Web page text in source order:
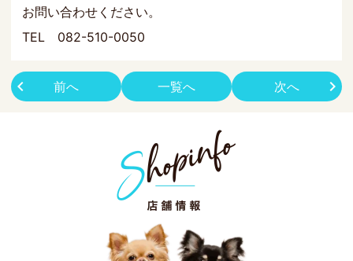
お問い合わせください。
TEL 082-510-0050
前へ 次へ
一覧へ